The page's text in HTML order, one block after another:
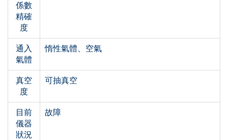
係數
精確
度
通入
氣體
惰性氣體、空氣
真空
度
可抽真空
目前
儀器
狀況
故障